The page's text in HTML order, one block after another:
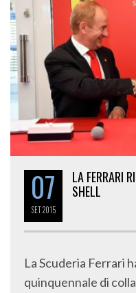
07
SET2015
LA FERRARI
SHELL
La Scuderia Ferrari
quinquennale di